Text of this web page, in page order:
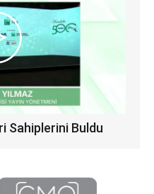
Sahiplerini Buldu